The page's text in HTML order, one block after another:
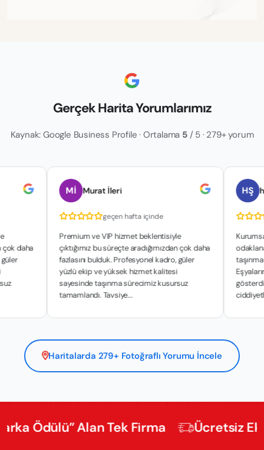
Gerçek Harita Yorumlarımız
Kaynak: Google Business Profile · Ortalama 5/ 5 · 279+ yorum
Murat İleri
geçen hafta içinde
Premium ve VIP hizmet beklentisiyle
çıktığımız bu süreçte aradığımızdan çok daha
fazlasını bulduk. Profesyonel kadro, güler
yüzlü ekip ve yüksek hizmet kalitesi
sayesinde taşınma sürecimiz kusursuz
tamamlandı. Tavsiye...
HŞ hakan
Kurumsal
odaklanan
taşınma
Eşyalarımızın
gösterdikleri
ciddiyetle y...
Haritalarda 279+ Fotoğraflı Yorumu İncele
Alan Tek Firma Ücretsiz Ekspertiz